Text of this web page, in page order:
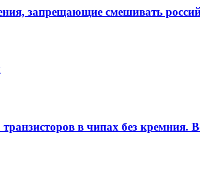
запрещающие смешивать
транзисторов в чипах без